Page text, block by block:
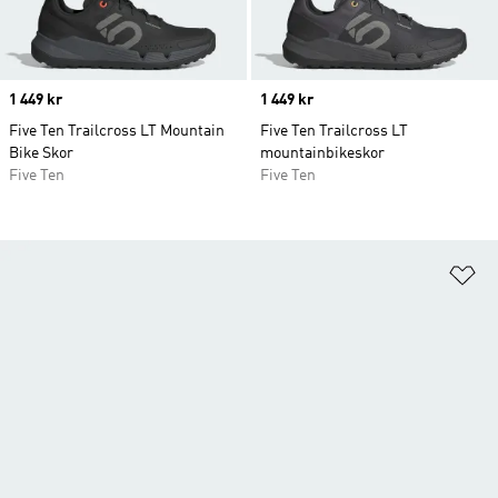
Price
1 449 kr
Five Ten Trailcross LT Mountain
Bike Skor
Five Ten
Price
1 449 kr
Five Ten Trailcross LT
mountainbikeskor
Five Ten